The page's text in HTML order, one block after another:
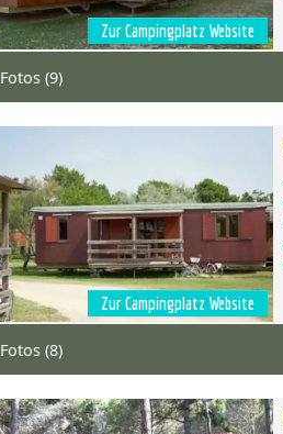
Zur Campingplatz Website
Fotos (9)
Zur Campingplatz Website
Fotos (8)